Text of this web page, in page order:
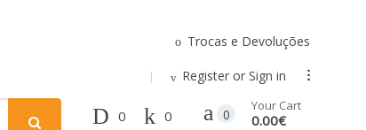
Trocas e Devoluções
Register or Sign in ...
0 0 0
Your Cart
0.00€